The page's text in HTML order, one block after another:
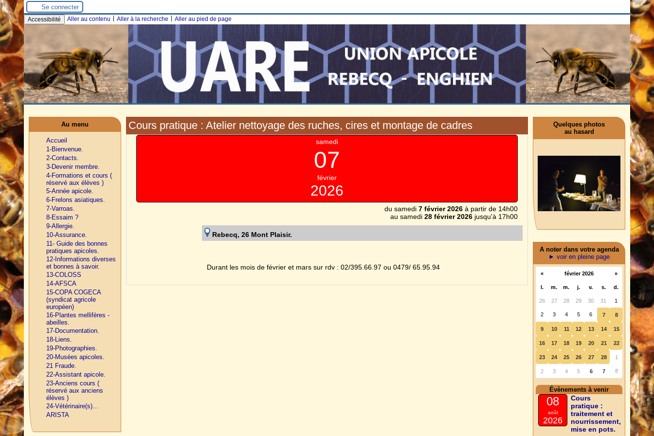
Se connecter
Accessibilité Aller au contenu Aller à la recherche Aller au pied de page
Cours pratique : Atelier nettoyage des ruches, cires et montage de cadres
samedi
07
février
2026
du samedi 7 février 2026 à partir de 14h00
au samedi 28 février 2026 jusqu'à 17h00
Rebecq, 26 Mont Plaisir.
Durant les mois de février et mars sur rdv : 02/395.66.97 ou 0479/ 65.95.94
Au menu
Accueil
1-Bienvenue.
2-Contacts.
3-Devenir membre.
4-Formations et cours (
réservé aux élèves )
5-Année apicole.
6-Frelons asiatiques.
7-Varroas.
8-Essaim ?
9-Allergie.
10-Assurance.
11- Guide des bonnes
pratiques apicoles.
12-Informations diverses
et bonnes à savoir.
13-COLOSS
14-AFSCA
15-COPA COGECA
(syndicat agricole
européen)
16-Plantes mellifères -
abeilles.
17-Documentation.
18-Liens.
19-Photographies.
20-Musées apicoles.
21 Fraude.
22-Assistant apicole.
23-Anciens cours (
réservé aux anciens
élèves )
24-Vétérinaire(s)...
ARISTA
Quelques photos
au hasard
A noter dans votre agenda
► voir en pleine page
« février 2026 »
l. m. m. j. v. s. d.
26 27 28 29 30 31 1
2 3 4 5 6 7 8
9 10 11 12 13 14 15
16 17 18 19 20 21 22
23 24 25 26 27 28 1
2 3 4 5 6 7 8
Évènements à venir
08
août
2026
Cours
pratique :
traitement et
nourrissement,
mise en pots.